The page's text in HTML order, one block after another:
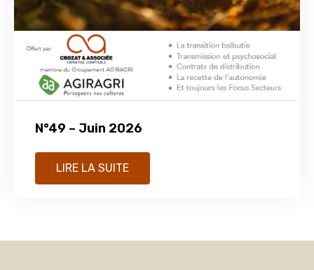
N°49 – Juin 2026
LIRE LA SUITE